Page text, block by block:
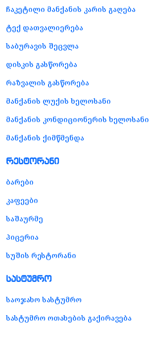
ჩაკეტილი მანქანის კარის გაღება
ტექ დათვალიერება
საბურავის შეცვლა
დისკის გასწორება
რაზვალის გასწორება
მანქანის ლუქის ხელოსანი
მანქანის კონდიციონერის ხელოსანი
მანქანის ქიმწმენდა
რესტორანი
ბარები
კაფეები
საშაურმე
პიცერია
სუშის რესტორანი
სასტუმრო
საოჯახო სასტუმრო
სასტუმრო ოთახების გაქირავება